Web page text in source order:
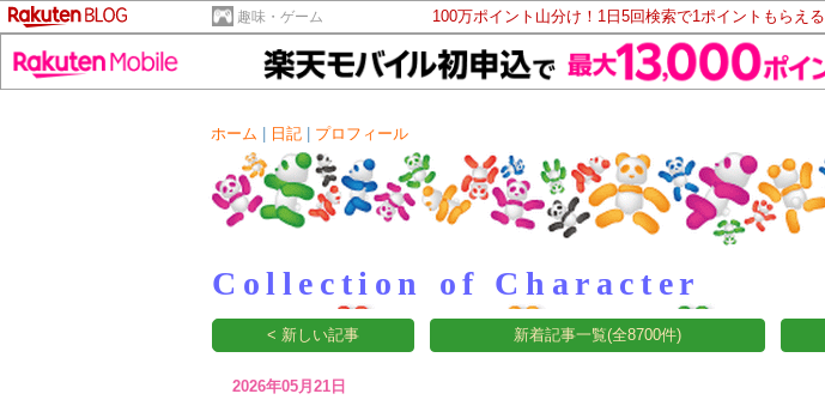
趣味・ゲーム 100万ポイント山分け！1日5回検索で1ポイントもらえる
ホーム
日記 プロフィール
Collection of Character
< 新しい記事 新着記事一覧(全8700件)
2026年05月21日